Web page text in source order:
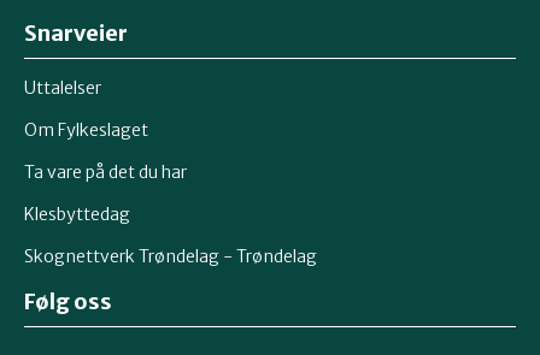
Snarveier
Uttalelser
Om Fylkeslaget
Ta vare på det du har
Klesbyttedag
Skognettverk Trøndelag - Trøndelag
Følg oss